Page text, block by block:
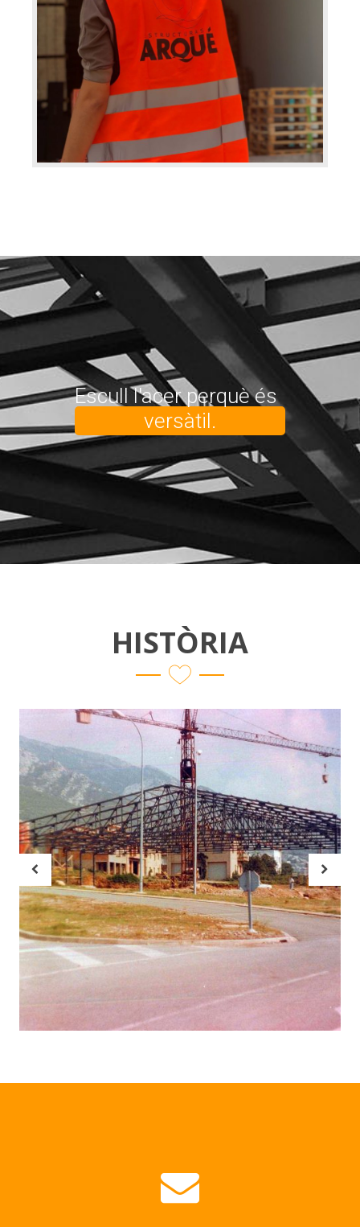
Escull l'acer perquè és
as
HISTÒRIA
Celdoni Arqué Vilajosana es va iniciar amb molta
empenta en l’ofici del seu pare i, al cap d’uns
quants anys, va fundar ESTRUCTURAS ARQUÉ, i va